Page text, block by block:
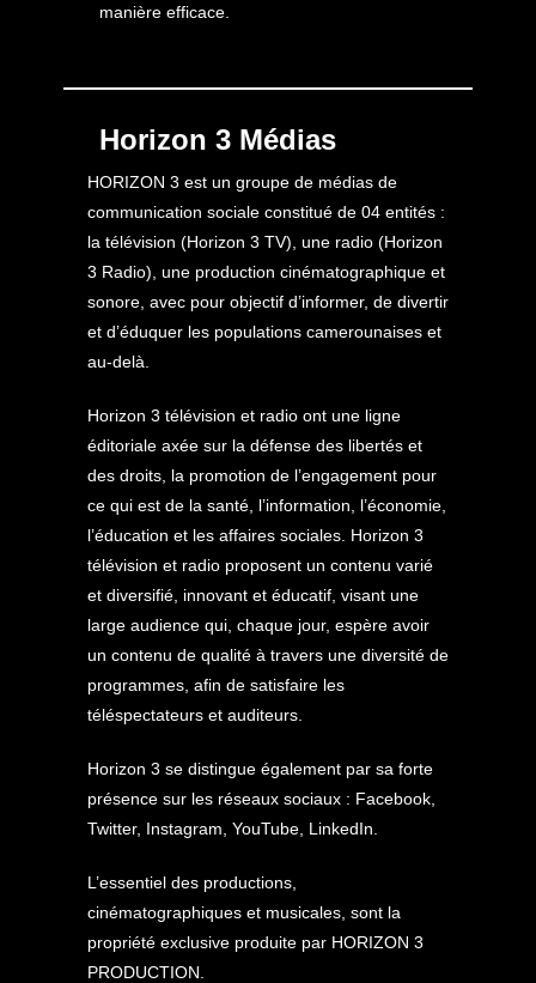
manière efficace.
Horizon 3 Médias
HORIZON 3 est un groupe de médias de
communication sociale constitué de 04 entités :
la télévision (Horizon 3 TV), une radio (Horizon
3 Radio), une production cinématographique et
sonore, avec pour objectif d’informer, de divertir
et d’éduquer les populations camerounaises et
au-delà.
Horizon 3 télévision et radio ont une ligne
éditoriale axée sur la défense des libertés et
des droits, la promotion de l’engagement pour
ce qui est de la santé, l’information, l’économie,
l’éducation et les affaires sociales. Horizon 3
télévision et radio proposent un contenu varié
et diversifié, innovant et éducatif, visant une
large audience qui, chaque jour, espère avoir
un contenu de qualité à travers une diversité de
programmes, afin de satisfaire les
téléspectateurs et auditeurs.
Horizon 3 se distingue également par sa forte
présence sur les réseaux sociaux : Facebook,
Twitter, Instagram, YouTube, LinkedIn.
L’essentiel des productions,
cinématographiques et musicales, sont la
propriété exclusive produite par HORIZON 3
PRODUCTION.